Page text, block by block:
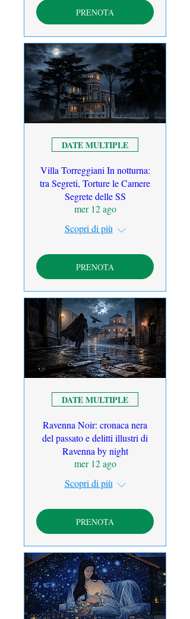
PRENOTA
DATE MULTIPLE
Villa Torreggiani In notturna:
tra Segreti, Torture le Camere
Segrete delle SS
mer 12 ago
Scopri di più
PRENOTA
DATE MULTIPLE
Ravenna Noir: cronaca nera
del passato e delitti illustri di
Ravenna by night
mer 12 ago
Scopri di più
PRENOTA